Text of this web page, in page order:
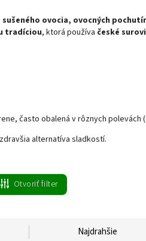
ovocia, ovocných
tradíciou, ktorá používa české
často obalená v rôznych polevách
alternatíva sladkostí.
Otvoriť filter
Najdrahšie